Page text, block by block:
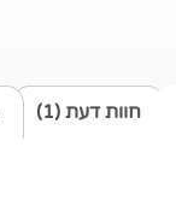
חוות דעת (1)